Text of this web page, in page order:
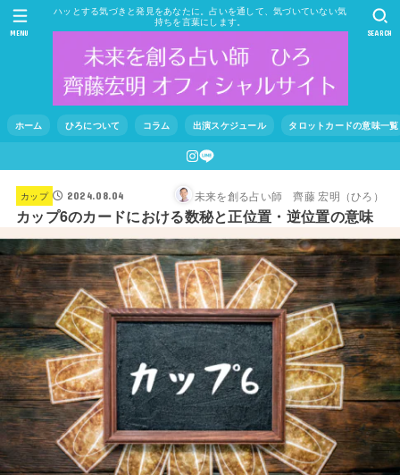
ハッとする気づきと発見をあなたに。占いを通して、気づいていない気
持ちを言葉にします。
ホーム ひろについて コラム 出演スケジュール タロットカードの意味一覧
SEARCH
MENU
カップ 2024.08.04 未来を創る占い師 齊藤 宏明（ひろ）
カップ6のカードにおける数秘と正位置・逆位置の意味